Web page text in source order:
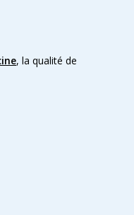
, la qualité de